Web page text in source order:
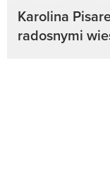
Karolina
radosnymi